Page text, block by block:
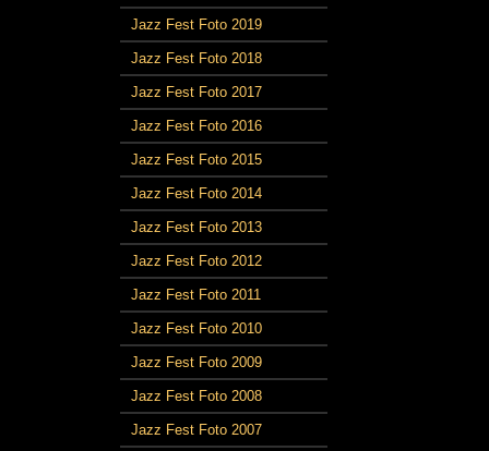
Jazz Fest Foto 2019
Jazz Fest Foto 2018
Jazz Fest Foto 2017
Jazz Fest Foto 2016
Jazz Fest Foto 2015
Jazz Fest Foto 2014
Jazz Fest Foto 2013
Jazz Fest Foto 2012
Jazz Fest Foto 2011
Jazz Fest Foto 2010
Jazz Fest Foto 2009
Jazz Fest Foto 2008
Jazz Fest Foto 2007